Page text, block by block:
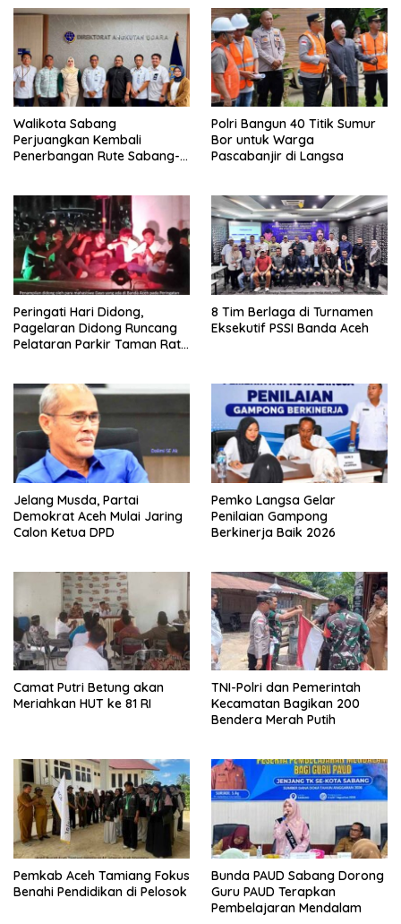
Walikota Sabang
Perjuangkan Kembali
Penerbangan Rute Sabang-
Polri Bangun 40 Titik Sumur
Bor untuk Warga
Pascabanjir di Langsa
Peringati Hari Didong,
Pagelaran Didong Runcang
Pelataran Parkir Taman Ratu
8 Tim Berlaga di Turnamen
Eksekutif PSSI Banda Aceh
Jelang Musda, Partai
Demokrat Aceh Mulai Jaring
Calon Ketua DPD
Pemko Langsa Gelar
Penilaian Gampong
Berkinerja Baik 2026
Camat Putri Betung akan
Meriahkan HUT ke 81 RI
TNI-Polri dan Pemerintah
Kecamatan Bagikan 200
Bendera Merah Putih
Pemkab Aceh Tamiang Fokus
Benahi Pendidikan di Pelosok
Bunda PAUD Sabang Dorong
Guru PAUD Terapkan
Pembelajaran Mendalam